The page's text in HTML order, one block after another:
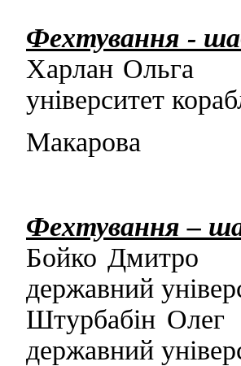
Фехтування -
Харлан
університет
Макарова
Фехтування –
Бойко
державний
державний